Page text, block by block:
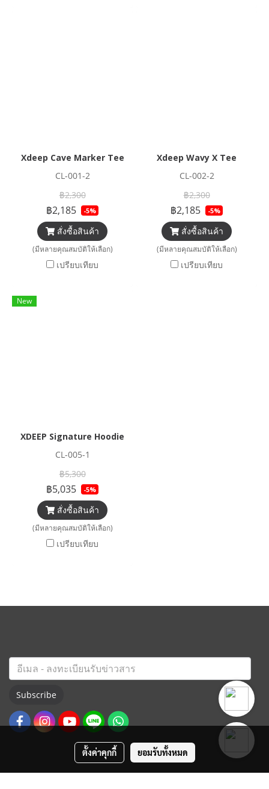
Xdeep Cave Marker Tee
CL-001-2
฿2,300
฿2,185 -5%
สั่งซื้อสินค้า
(มีหลายคุณสมบัติให้เลือก)
เปรียบเทียบ
Xdeep Wavy X Tee
CL-002-2
฿2,300
฿2,185 -5%
สั่งซื้อสินค้า
(มีหลายคุณสมบัติให้เลือก)
เปรียบเทียบ
New
XDEEP Signature Hoodie
CL-005-1
฿5,300
฿5,035 -5%
สั่งซื้อสินค้า
(มีหลายคุณสมบัติให้เลือก)
เปรียบเทียบ
Subscribe
ตั้งค่าคุกกี้ ยอมรับทั้งหมด